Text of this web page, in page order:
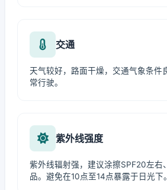
交通
天气较好，路面干燥，交通气象条件
常行驶。
紫外线强度
紫外线辐射强，建议涂擦SPF20左右
品。避免在10点至14点暴露于日光下。